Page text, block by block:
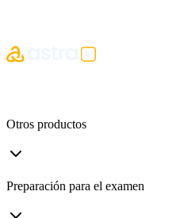
Otros productos
Preparación para el examen